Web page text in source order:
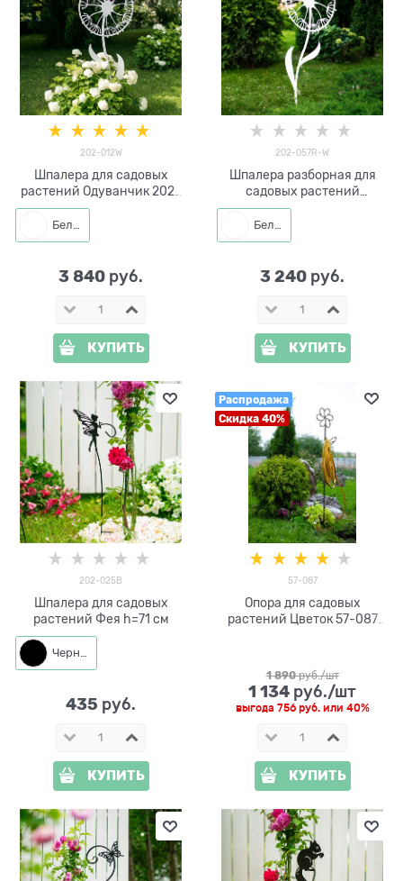
202-012W
Шпалера для садовых
растений Одуванчик 202-
012W h=166 см
Белый
3 840 руб.
КУПИТЬ
202-057R-W
Шпалера разборная для
садовых растений
Одуванчик 202-057R-W
Белый
3 240 руб.
КУПИТЬ
202-025B
Шпалера для садовых
растений Фея h=71 см
Черный
435 руб.
КУПИТЬ
Распродажа
Скидка 40%
57-087
Опора для садовых
растений Цветок 57-087
1 890 руб./шт
1 134 руб./шт
выгода 756 руб.или 40%
КУПИТЬ